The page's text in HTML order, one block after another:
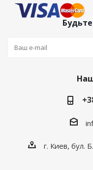
г. Киев, бул.